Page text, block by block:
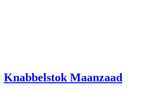
Knabbelstok Maanzaad